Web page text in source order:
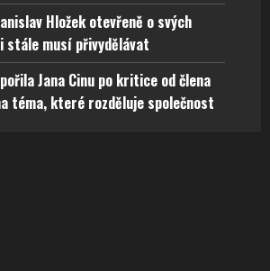
Hložek otevřeně o svých
stále musí přivydělávat
Jana Cinu po kritice od člena
téma, které rozděluje společnost